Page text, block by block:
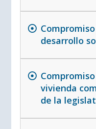
desarrollo
vivienda
de la